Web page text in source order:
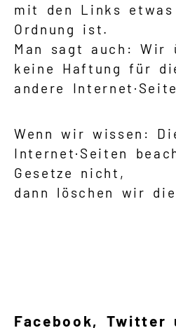
mit den Links
Ordnung ist.
Man sagt auch: Wir
keine Haftung für
andere
Wenn wir wissen:
Internet·Seiten
Gesetze nicht,
dann löschen wir
Facebook, Twitter